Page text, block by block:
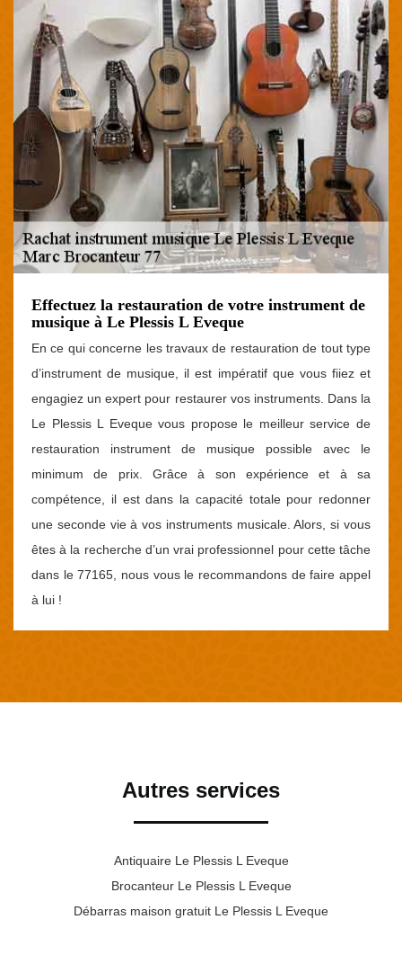
Effectuez la restauration de votre instrument de
musique à Le Plessis L Eveque
En ce qui concerne les travaux de restauration de tout type
d’instrument de musique, il est impératif que vous fiiez et
engagiez un expert pour restaurer vos instruments. Dans la
Le Plessis L Eveque vous propose le meilleur service de
restauration instrument de musique possible avec le
minimum de prix. Grâce à son expérience et à sa
compétence, il est dans la capacité totale pour redonner
une seconde vie à vos instruments musicale. Alors, si vous
êtes à la recherche d’un vrai professionnel pour cette tâche
dans le 77165, nous vous le recommandons de faire appel
à lui !
Autres services
Antiquaire Le Plessis L Eveque
Brocanteur Le Plessis L Eveque
Débarras maison gratuit Le Plessis L Eveque